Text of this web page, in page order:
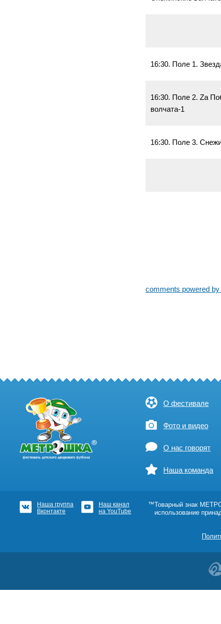
16:30. Поле 1.
16:30. Поле 2. Zа
волчата-1
16:30. Поле 3.
comments powered
О фестивале
Фото и видео
О нас говорят
Наша команда
Наша группа
Вконтакте
Наш канал
на YouTube
™Товарный знак
использование